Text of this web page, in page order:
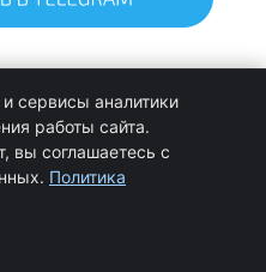
1С
1С
сервисы аналитики
работы сайта.
вы соглашаетесь с
Политика